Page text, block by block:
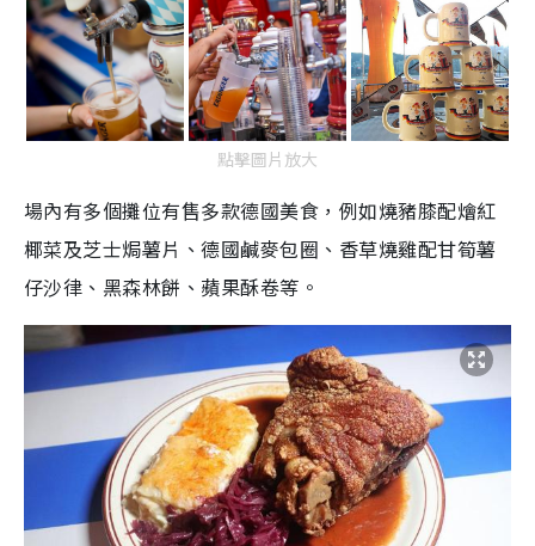
點擊圖片放大
場內有多個攤位有售多款德國美食，例如燒豬膝配燴紅
椰菜及芝士焗薯片、德國鹹麥包圈、香草燒雞配甘筍薯
仔沙律、黑森林餅、蘋果酥卷等。